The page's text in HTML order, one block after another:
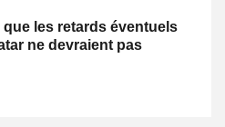
les retards éventuels
ne devraient pas